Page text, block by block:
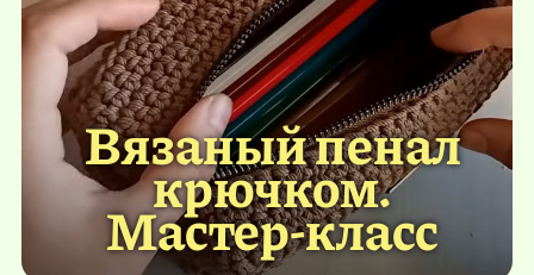
Вязаный пенал
крючком.
Мастер-класс